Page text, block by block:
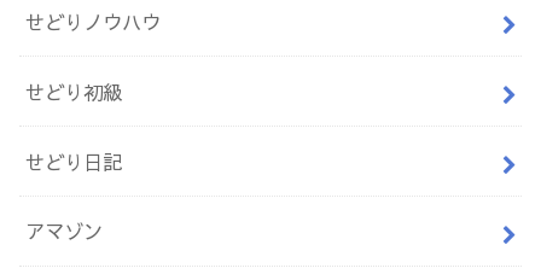
せどりノウハウ
せどり初級
せどり日記
アマゾン